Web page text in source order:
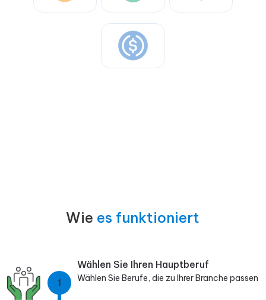
Wie es funktioniert
1
Wählen Sie Ihren Hauptberuf
Wählen Sie Berufe, die zu Ihrer Branche passen